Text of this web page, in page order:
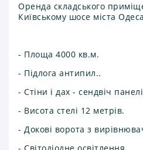
Оренда складського
Київському шосе міста
- Площа 4000 кв.м.
- Підлога антипил..
- Стіни і дах - сендвіч
- Висота стелі 12 метрів.
- Докові ворота з